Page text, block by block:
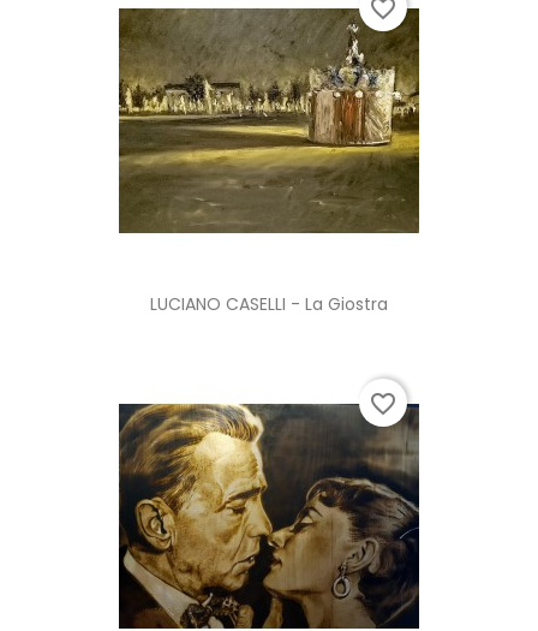
LUCIANO CASELLI - La Giostra
favorite_border
favorite_border